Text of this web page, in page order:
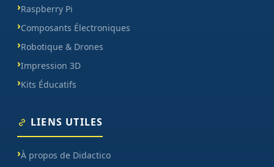
Raspberry Pi
Composants Électroniques
Robotique & Drones
Impression 3D
Kits Éducatifs
LIENS UTILES
À propos de Didactico